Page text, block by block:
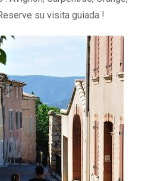
su visita guiada !